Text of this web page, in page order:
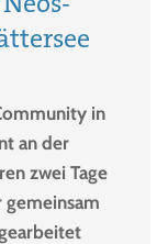
in
an der
zwei Tage
gemeinsam